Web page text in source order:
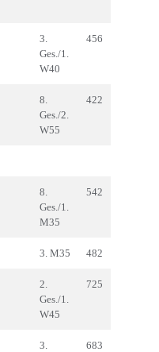
3.
Ges./1.
W40
456
8.
Ges./2.
W55
422
8.
Ges./1.
M35
542
3. M35 482
2.
Ges./1.
W45
725
3.
683